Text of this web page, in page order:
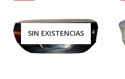
SIN EXISTENCIAS